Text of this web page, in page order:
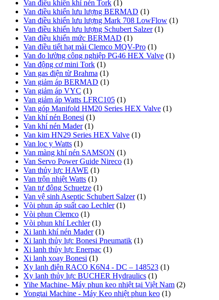
Van điều khiển khí nén Tork (1)
Van điều khiển lưu lượng BERMAD (1)
Van điều khiển lưu lượng Mark 708 LowFlow (1)
Van điều khiển lưu lượng Schubert Salzer (1)
Van điều khiển mức BERMAD (1)
Van điều tiết hạt mài Clemco MQV-Pro (1)
Van đo lường công nghiệp PG46 HEX Valve (1)
Van động cơ mini Tork (1)
Van gas điện từ Brahma (1)
Van giảm áp BERMAD (1)
Van giảm áp VYC (1)
Van giảm áp Watts LFRC105 (1)
Van góp Manifold HM20 Series HEX Valve (1)
Van khí nén Bonesi (1)
Van khí nén Mader (1)
Van kim HN29 Series HEX Valve (1)
Van lọc y Watts (1)
Van màng khí nén SAMSON (1)
Van Servo Power Guide Nireco (1)
Van thủy lực HAWE (1)
Van trộn nhiệt Watts (1)
Van tự động Schuetze (1)
Van vệ sinh Aseptic Schubert Salzer (1)
Vòi phun áp suất cao Lechler (1)
Vòi phun Clemco (1)
Vòi phun khí Lechler (1)
Xi lanh khí nén Mader (1)
Xi lanh thủy lực Bonesi Pneumatik (1)
Xi lanh thủy lực Enerpac (1)
Xi lanh xoay Bonesi (1)
Xy lanh điện RACO K6N4 - DC – 148523 (1)
Xy lanh thủy lực BUCHER Hydraulics (1)
Yihe Machine- Máy phun keo nhiệt tại Việt Nam (2)
Yongtai Machine - Máy Keo nhiệt phun keo (1)